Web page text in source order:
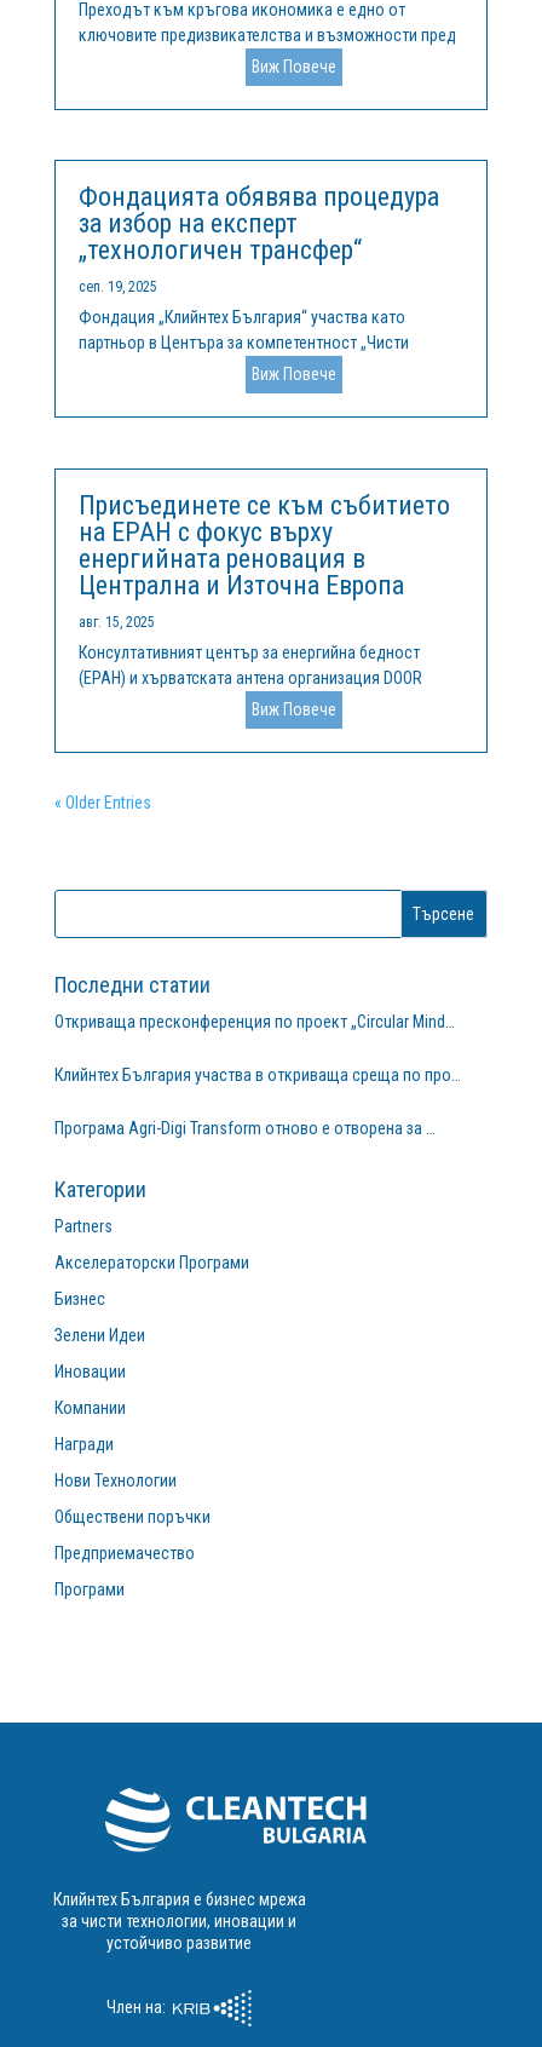
Преходът към кръгова икономика е едно от
ключовите предизвикателства и възможности пред
Европа в стремежа ѝ към устойчивост,
конкурентоспособност и устойчиво развитие. В
сърцевината на тази трансформация стоят
институции...
Виж Повече
Фондацията обявява процедура
за избор на експерт
„технологичен трансфер“
сеп. 19, 2025
Фондация „Клийнтех България“ участва като
партньор в Центъра за компетентност „Чисти
технологии за устойчива околна среда – води,
отпадъци, енергия за кръгова икономика“,
финансиран по Програма „Научни изследвания,
Виж Повече
Присъединете се към събитието
на EPAH с фокус върху
енергийната реновация в
Централна и Източна Европа
авг. 15, 2025
Консултативният център за енергийна бедност
(EPAH) и хърватската антена организация DOOR
организират второ събитие за експерти в рамките на
2025 г., което ще се проведе онлайн на 30
септември. Мероприятието ще събере политици,
Виж Повече
« Older Entries
Последни статии
Откриваща пресконференция по проект „Circular Mind…
Клийнтех България участва в откриваща среща по про…
Програма Agri-Digi Transform отново е отворена за …
Категории
Partners
Акселераторски Програми
Бизнес
Зелени Идеи
Иновации
Компании
Награди
Нови Технологии
Обществени поръчки
Предприемачество
Програми
Клийнтех България е бизнес мрежа
за чисти технологии, иновации и
устойчиво развитие
Член на: